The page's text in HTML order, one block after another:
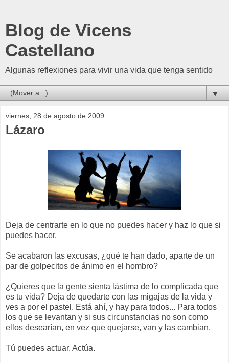
Blog de Vicens
Castellano
Algunas reflexiones para vivir una vida que tenga sentido
▼
viernes, 28 de agosto de 2009
Lázaro
Deja de centrarte en lo que no puedes hacer y haz lo que si
puedes hacer.
Se acabaron las excusas, ¿qué te han dado, aparte de un
par de golpecitos de ánimo en el hombro?
¿Quieres que la gente sienta lástima de lo complicada que
es tu vida? Deja de quedarte con las migajas de la vida y
ves a por el pastel. Está ahí, y hay para todos... Para todos
los que se levantan y si sus circunstancias no son como
ellos desearían, en vez que quejarse, van y las cambian.
Tú puedes actuar. Actúa.